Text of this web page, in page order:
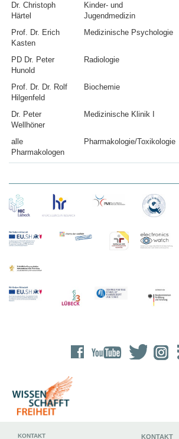
Dr. Christoph
Härtel
Kinder- und
Jugendmedizin
Prof. Dr. Erich
Kasten
Medizinische Psychologie
PD Dr. Peter
Hunold
Radiologie
Prof. Dr. Dr. Rolf
Hilgenfeld
Biochemie
Dr. Peter
Wellhöner
Medizinische Klinik I
alle
Pharmakologen
Pharmakologie/Toxikologie
KONTAKT
KONTAKT